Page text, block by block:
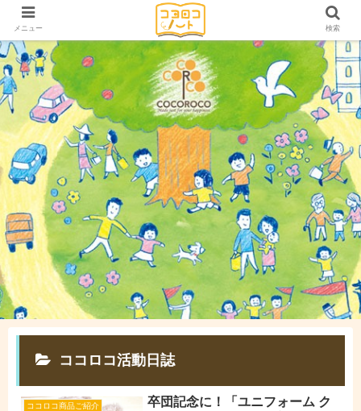
ココロコ活動日誌
ココロコ商品ご紹介
卒団記念に！「ユニフォーム ク
メニュー 検索